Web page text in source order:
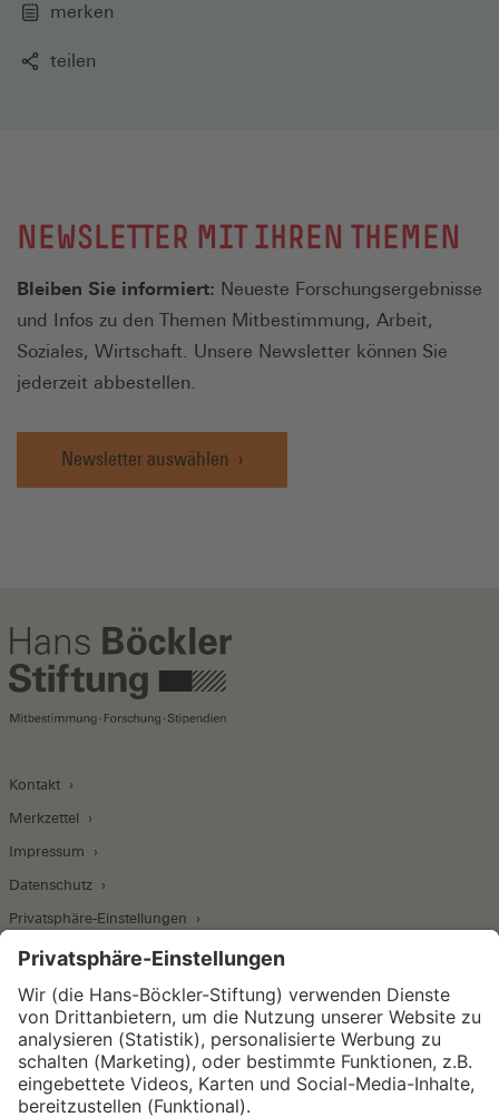
merken
teilen
NEWSLETTER MIT IHREN THEMEN
Bleiben Sie informiert: Neueste Forschungsergebnisse
und Infos zu den Themen Mitbestimmung, Arbeit,
Soziales, Wirtschaft. Unsere Newsletter können Sie
jederzeit abbestellen.
Newsletter auswählen
Kontakt
Merkzettel
Impressum
Datenschutz
Privatsphäre-Einstellungen
Wirtschafts- und Sozialwissenschaftliches Institut
Institut für Makroökonomie und